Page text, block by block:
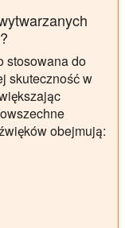
stosowana do
skuteczność w
obejmują: